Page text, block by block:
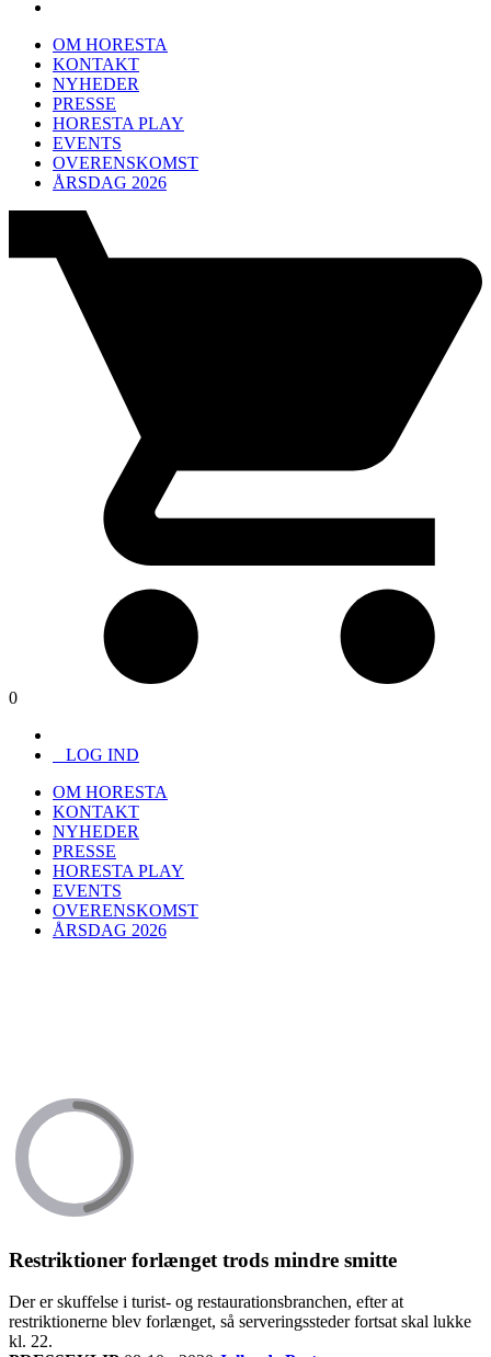
OM HORESTA
KONTAKT
NYHEDER
PRESSE
HORESTA PLAY
EVENTS
OVERENSKOMST
ÅRSDAG 2026
0
LOG IND
OM HORESTA
KONTAKT
NYHEDER
PRESSE
HORESTA PLAY
EVENTS
OVERENSKOMST
ÅRSDAG 2026
Restriktioner forlænget trods mindre smitte
Der er skuffelse i turist- og restaurationsbranchen, efter at
restriktionerne blev forlænget, så serveringssteder fortsat skal lukke
kl. 22.